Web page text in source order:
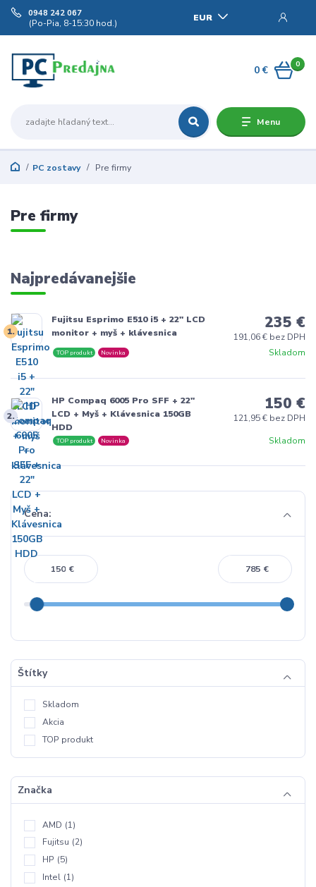
Menu
EUR
0948 242 067
(Po-Pia, 8-15:30 hod.)
0
0 €
PC zostavy Pre firmy
Pre firmy
Najpredávanejšie
1.
Fujitsu Esprimo E510 i5 + 22" LCD
monitor + myš + klávesnica
Skladom
TOP produkt Novinka
235 €
191,06 € bez DPH
2.
HP Compaq 6005 Pro SFF + 22"
LCD + Myš + Klávesnica 150GB
HDD
Skladom
TOP produkt Novinka
150 €
121,95 € bez DPH
Cena:
€ €
Štítky
Skladom
Akcia
TOP produkt
Značka
AMD (1)
Fujitsu (2)
HP (5)
Intel (1)